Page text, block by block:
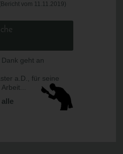
Bericht vom 11.11.2019)
geht an
a.D., für seine
alle